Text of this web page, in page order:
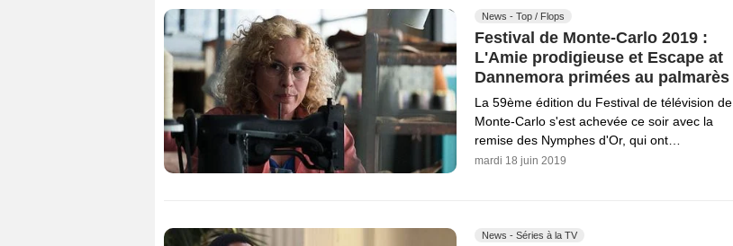
News - Top / Flops
Festival de Monte-Carlo 2019 :
L'Amie prodigieuse et Escape at
Dannemora primées au palmarès
La 59ème édition du Festival de télévision de
Monte-Carlo s'est achevée ce soir avec la
remise des Nymphes d'Or, qui ont…
mardi 18 juin 2019
News - Séries à la TV